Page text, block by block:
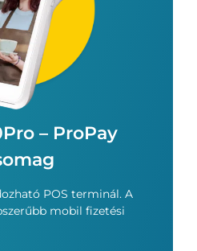
– ProPay
POS terminál. A
mobil fizetési